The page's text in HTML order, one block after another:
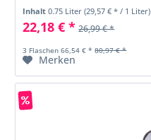
Inhalt0.75 Liter(29,57 € * / 1 Liter)
22,18 € * 26,99 € *
3 Flaschen 66,54 € * 80,97 € *
Merken